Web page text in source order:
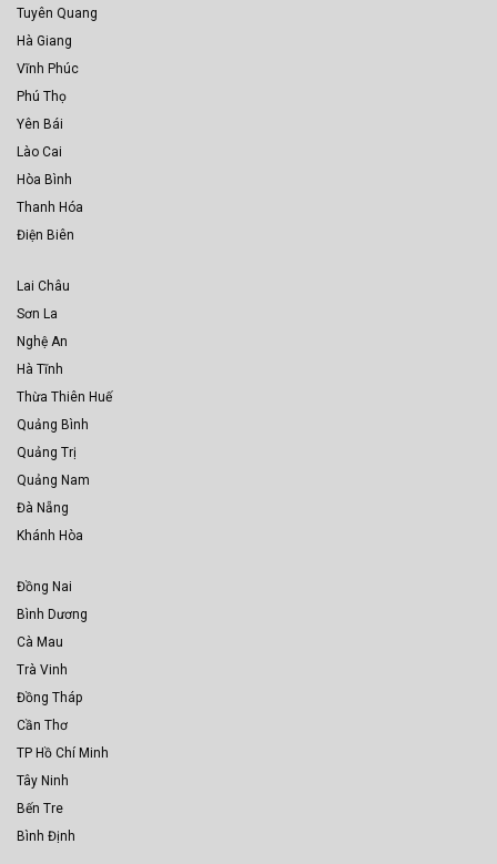
Tuyên Quang
Hà Giang
Vĩnh Phúc
Phú Thọ
Yên Bái
Lào Cai
Hòa Bình
Thanh Hóa
Điện Biên
Lai Châu
Sơn La
Nghệ An
Hà Tĩnh
Thừa Thiên Huế
Quảng Bình
Quảng Trị
Quảng Nam
Đà Nẵng
Khánh Hòa
Đồng Nai
Bình Dương
Cà Mau
Trà Vinh
Đồng Tháp
Cần Thơ
TP Hồ Chí Minh
Tây Ninh
Bến Tre
Bình Định